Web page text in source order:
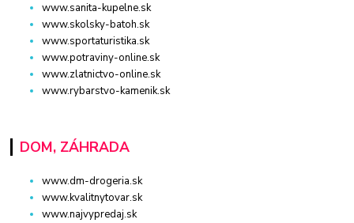
www.sanita-kupelne.sk
www.skolsky-batoh.sk
www.sportaturistika.sk
www.potraviny-online.sk
www.zlatnictvo-online.sk
www.rybarstvo-kamenik.sk
DOM, ZÁHRADA
www.dm-drogeria.sk
www.kvalitnytovar.sk
www.najvypredaj.sk